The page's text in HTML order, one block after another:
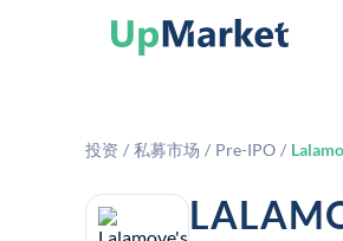
投资 / 私募市场 / Pre-IPO /